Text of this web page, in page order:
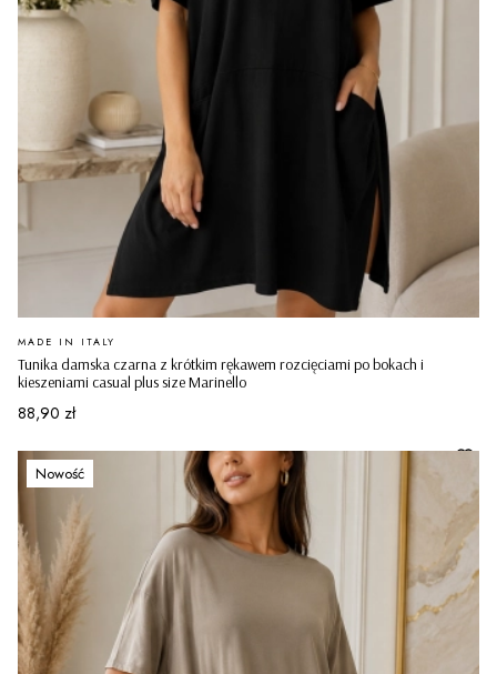
Tunika damska czarna z krótkim rękawem rozcięciami po bokach i
kieszeniami casual plus size Marinello
PRODUCENT
MADE IN ITALY
Cena
88,90 zł
Nowość